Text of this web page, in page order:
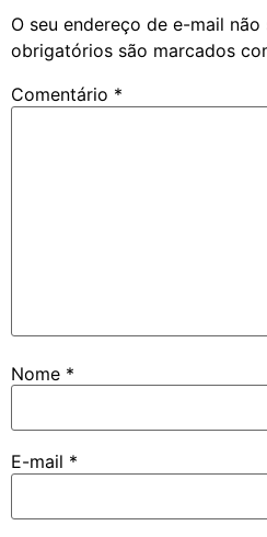
O seu endereço de e-mail
obrigatórios são marcados
Comentário *
Nome *
E-mail *